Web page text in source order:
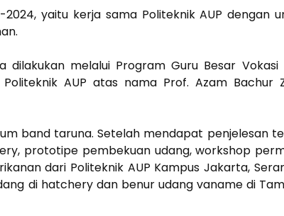
yaitu kerja sama Politeknik AUP dengan
melalui Program Guru Besar Vokasi
AUP atas nama Prof. Azam Bachur
band taruna. Setelah mendapat penjelesan
prototipe pembekuan udang, workshop
dari Politeknik AUP Kampus Jakarta,
di hatchery dan benur udang vaname di